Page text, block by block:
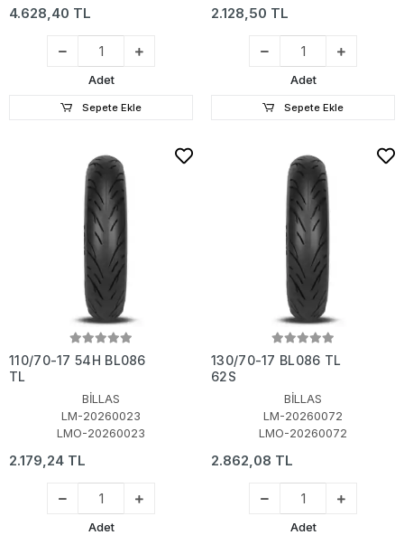
4.628,40 TL
Adet
Sepete Ekle
2.128,50 TL
Adet
Sepete Ekle
110/70-17 54H BL086
TL
BİLLAS
LM-20260023
LMO-20260023
2.179,24 TL
Adet
130/70-17 BL086 TL
62S
BİLLAS
LM-20260072
LMO-20260072
2.862,08 TL
Adet